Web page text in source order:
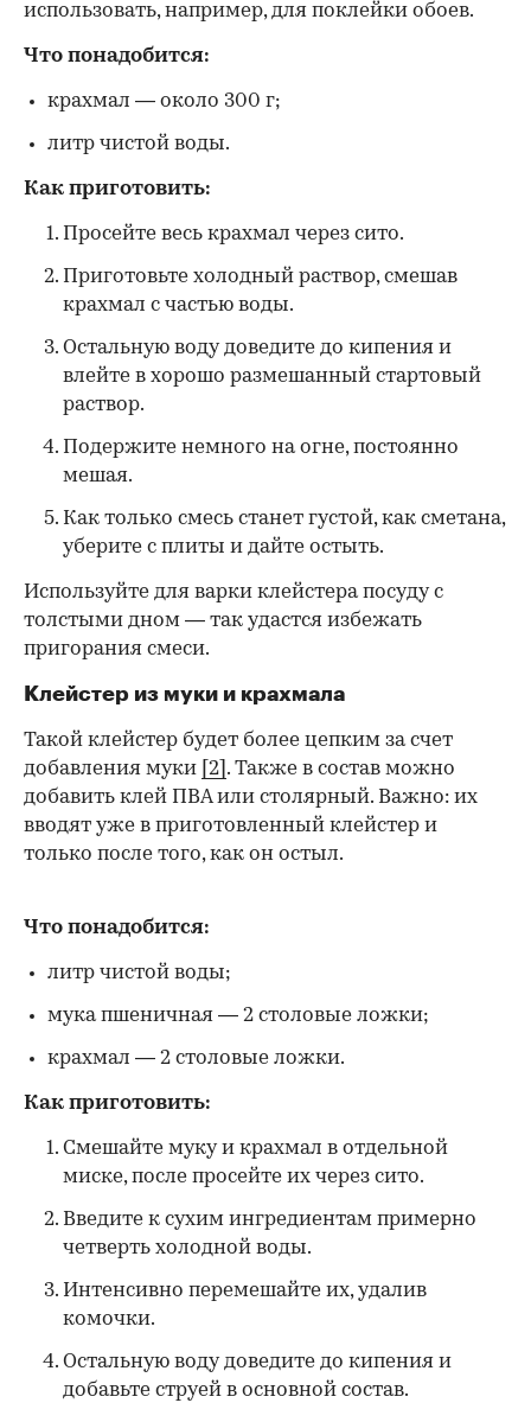
использовать, например, для поклейки обоев.
Что понадобится:
крахмал — около 300 г;
литр чистой воды.
Как приготовить:
Просейте весь крахмал через сито.
Приготовьте холодный раствор, смешав
крахмал с частью воды.
Остальную воду доведите до кипения и
влейте в хорошо размешанный стартовый
раствор.
Подержите немного на огне, постоянно
мешая.
Как только смесь станет густой, как сметана,
уберите с плиты и дайте остыть.
Используйте для варки клейстера посуду с
толстыми дном — так удастся избежать
пригорания смеси.
Клейстер из муки и крахмала
Такой клейстер будет более цепким за счет
добавления муки [2] . Также в состав можно
добавить клей ПВА или столярный. Важно: их
вводят уже в приготовленный клейстер и
только после того, как он остыл.
Что понадобится:
литр чистой воды;
мука пшеничная — 2 столовые ложки;
крахмал — 2 столовые ложки.
Как приготовить:
Смешайте муку и крахмал в отдельной
миске, после просейте их через сито.
Введите к сухим ингредиентам примерно
четверть холодной воды.
Интенсивно перемешайте их, удалив
комочки.
Остальную воду доведите до кипения и
добавьте струей в основной состав.